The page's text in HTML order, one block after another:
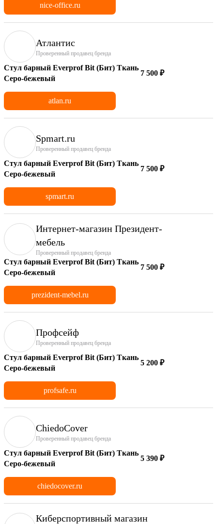
nice-office.ru
Атлантис
Проверенный продавец бренда
Стул барный Everprof Bit (Бит) Ткань
Серо-бежевый
7 500 ₽
atlan.ru
Spmart.ru
Проверенный продавец бренда
Стул барный Everprof Bit (Бит) Ткань
Серо-бежевый
7 500 ₽
spmart.ru
Интернет-магазин Президент-
мебель
Проверенный продавец бренда
Стул барный Everprof Bit (Бит) Ткань
Серо-бежевый
7 500 ₽
prezident-mebel.ru
Профсейф
Проверенный продавец бренда
Стул барный Everprof Bit (Бит) Ткань
Серо-бежевый
5 200 ₽
profsafe.ru
ChiedoCover
Проверенный продавец бренда
Стул барный Everprof Bit (Бит) Ткань
Серо-бежевый
5 390 ₽
chiedocover.ru
Киберспортивный магазин